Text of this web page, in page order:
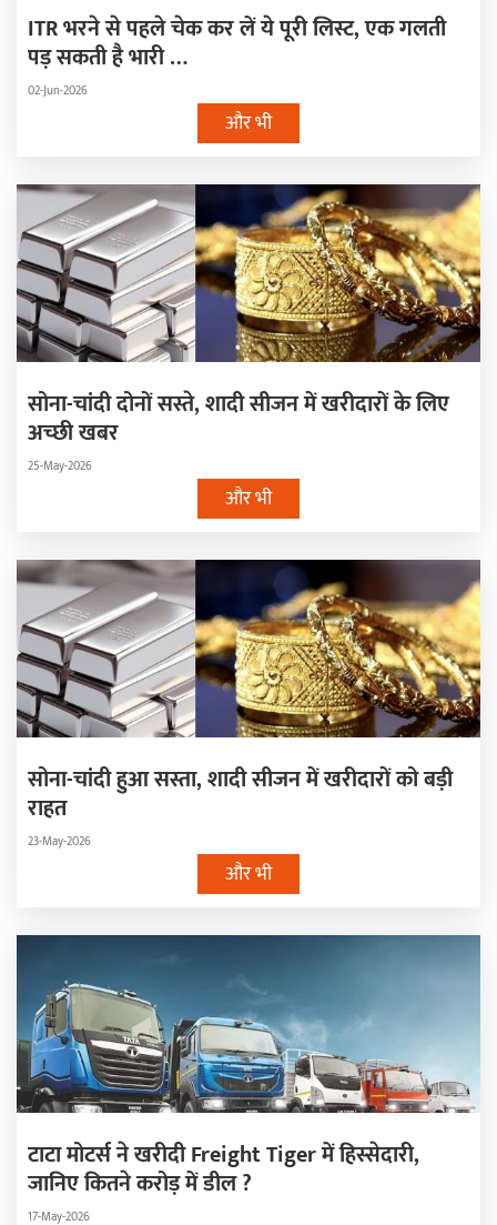
ITR भरने से पहले चेक कर लें ये पूरी लिस्ट, एक गलती
पड़ सकती है भारी …
02-Jun-2026
और भी
सोना-चांदी दोनों सस्ते, शादी सीजन में खरीदारों के लिए
अच्छी खबर
25-May-2026
और भी
सोना-चांदी हुआ सस्ता, शादी सीजन में खरीदारों को बड़ी
राहत
23-May-2026
और भी
टाटा मोटर्स ने खरीदी Freight Tiger में हिस्सेदारी,
जानिए कितने करोड़ में डील ?
17-May-2026